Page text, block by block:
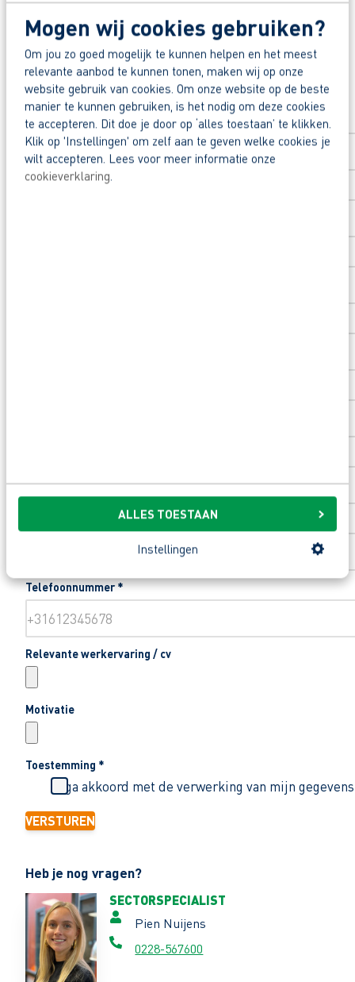
Mogen wij cookies gebruiken?
Om jou zo goed mogelijk te kunnen helpen en het meest
relevante aanbod te kunnen tonen, maken wij op onze
website gebruik van cookies. Om onze website op de beste
manier te kunnen gebruiken, is het nodig om deze cookies
te accepteren. Dit doe je door op ‘alles toestaan’ te klikken.
Klik op 'Instellingen' om zelf aan te geven welke cookies je
wilt accepteren. Lees voor meer informatie onze
cookieverklaring.
ALLES TOESTAAN
Instellingen
Waarom solliciteren via AB Vakwerk?
Snel naar een vast contract.
Beoordeeld door flexkrachten met een 9+.
Opleidingsvoucher van €1.000,00 voor een
Heb je eerst nog vragen? App, bel of mail dan
Deel deze vacature:
Solliciteer direct
Voornaam*
Telefoonnummer*
Relevante werkervaring / cv
Motivatie
Toestemming *
Ik ga akkoord met de verwerking van mijn
VERSTUREN
Heb je nog vragen?
SECTORSPECIALIST
Pien Nuijens
0228-567600